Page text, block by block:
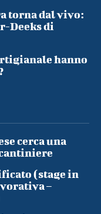
torna dal vivo:
Deeks di
hanno
cerca una
(stage in
–